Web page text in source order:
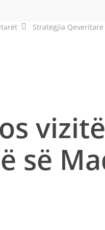
Strategjia Qeveritare
së